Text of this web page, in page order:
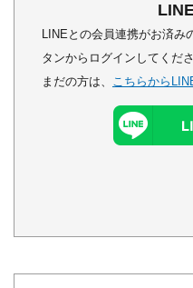
LINEとの会員連携がお済み
タンからログインしてくださ
まだの方は、 こちらから